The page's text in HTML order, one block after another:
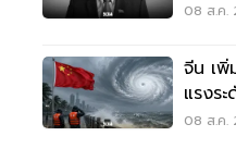
08 ส.ค.
จีน เ
แรงร
08 ส.ค.